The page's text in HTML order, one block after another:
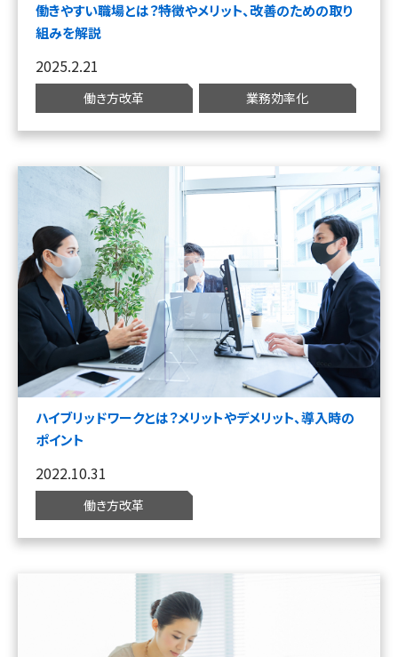
働きやすい職場とは？特徴やメリット、改善のための取り
組みを解説
2025.2.21
働き方改革 業務効率化
ハイブリッドワークとは？メリットやデメリット、導入時の
ポイント
2022.10.31
働き方改革